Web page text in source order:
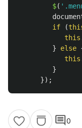
$( '
if
(
this
}
else
this
}
});
comment0